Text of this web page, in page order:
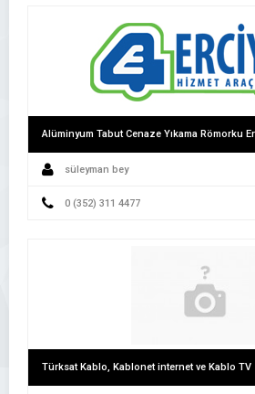
süleyman bey
0 (352) 311 4477
Türksat Kablo, Kablonet internet ve Kablo TV